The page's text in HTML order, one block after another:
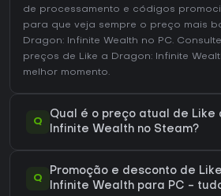
de processamento e códigos
para que veja sempre o preço mais
Dragon: Infinite Wealth no PC.
preços de Like a Dragon: Infinite
melhor momento.
Q
Qual é o preço atual de Like
Infinite Wealth no Steam?
Q
Promoção e desconto de
Infinite Wealth para PC -